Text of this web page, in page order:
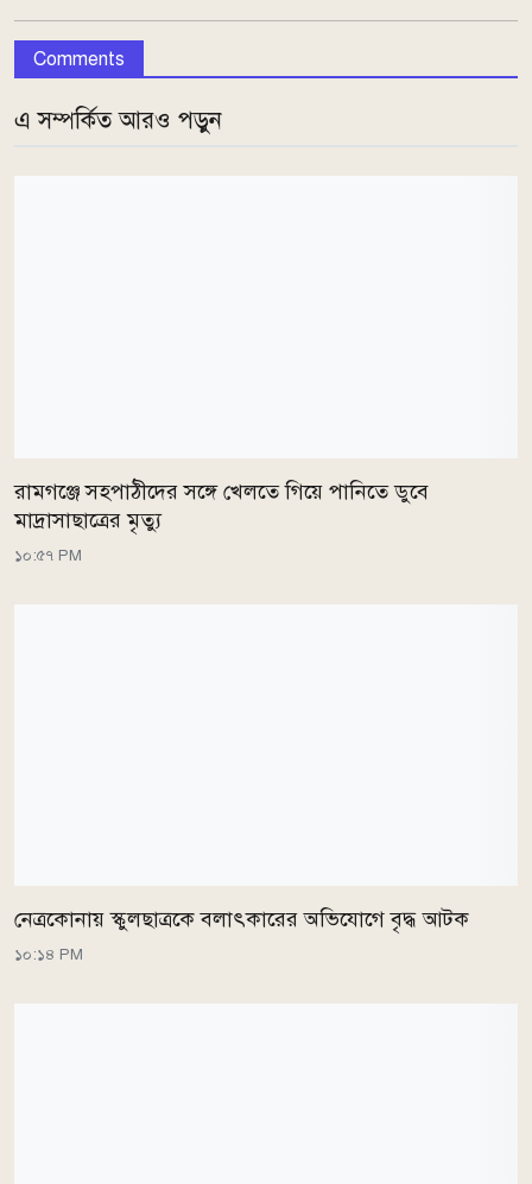
Comments
এ সম্পর্কিত আরও পড়ুন
রামগঞ্জে সহপাঠীদের সঙ্গে খেলতে গিয়ে পানিতে ডুবে
মাদ্রাসাছাত্রের মৃত্যু
১০:৫৭ PM
নেত্রকোনায় স্কুলছাত্রকে বলাৎকারের অভিযোগে বৃদ্ধ আটক
১০:১৪ PM